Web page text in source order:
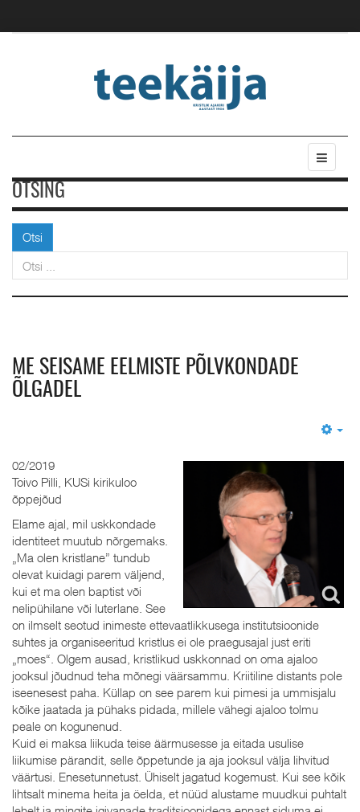
OTSING
Otsi
ME SEISAME EELMISTE PÕLVKONDADE
ÕLGADEL
02/2019
Toivo Pilli, KUSi kirikuloo
õppejõud
Elame ajal, mil uskkondade
identiteet muutub nõrgemaks.
„Ma olen kristlane” tundub
olevat kuidagi parem väljend,
kui et ma olen baptist või
nelipühilane või luterlane. See
on ilmselt seotud inimeste ettevaatlikkusega institutsioonide
suhtes ja organiseeritud kristlus ei ole praegusajal just eriti
„moes“. Olgem ausad, kristlikud uskkonnad on oma ajaloo
jooksul jõudnud teha mõnegi väärsammu. Kriitiline distants pole
iseenesest paha. Küllap on see parem kui pimesi ja ummisjalu
kõike jaatada ja pühaks pidada, millele vähegi ajaloo tolmu
peale on kogunenud.
Kuid ei maksa liikuda teise äärmusesse ja eitada usulise
liikumise pärandit, selle õppetunde ja aja jooksul välja lihvitud
väärtusi. Enesetunnetust. Ühiselt jagatud kogemust. Kui see kõik
lihtsalt minema heita ja öelda, et nüüd alustame muudkui puhtalt